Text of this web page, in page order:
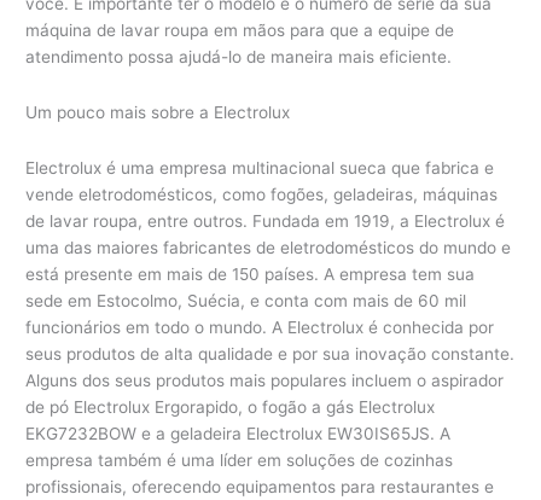
máquina de lavar roupa em mãos para que a equipe de
atendimento possa ajudá-lo de maneira mais eficiente.
Um pouco mais sobre a Electrolux
Electrolux é uma empresa multinacional sueca que fabrica e
vende eletrodomésticos, como fogões, geladeiras, máquinas
de lavar roupa, entre outros. Fundada em 1919, a Electrolux é
uma das maiores fabricantes de eletrodomésticos do mundo e
está presente em mais de 150 países. A empresa tem sua
sede em Estocolmo, Suécia, e conta com mais de 60 mil
funcionários em todo o mundo. A Electrolux é conhecida por
seus produtos de alta qualidade e por sua inovação constante.
Alguns dos seus produtos mais populares incluem o aspirador
de pó Electrolux Ergorapido, o fogão a gás Electrolux
EKG7232BOW e a geladeira Electrolux EW30IS65JS. A
empresa também é uma líder em soluções de cozinhas
profissionais, oferecendo equipamentos para restaurantes e